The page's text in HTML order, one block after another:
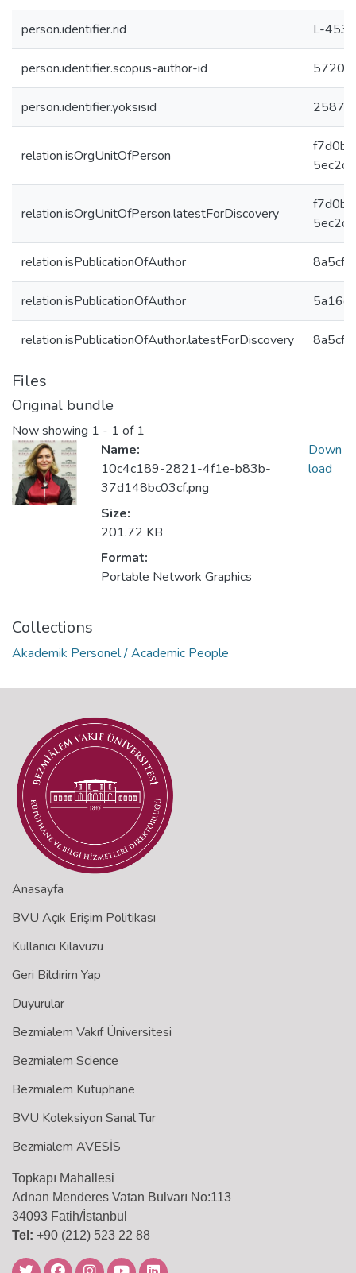
person.identifier.rid L-
person.identifier.scopus-author-id
person.identifier.yoksisid
relation.isOrgUnitOfPerson
relation.isOrgUnitOfPerson.latestForDiscovery
relation.isPublicationOfAuthor
relation.isPublicationOfAuthor
relation.isPublicationOfAuthor.latestForDiscovery
Files
Original bundle
Now showing 1 - 1 of 1
Name:
10c4c189-2821-4f1e-b83b-
37d148bc03cf.png
Size:
201.72 KB
Format:
Portable Network Graphics
Down
load
Collections
Akademik Personel / Academic People
Anasayfa
BVU Açık Erişim Politikası
Kullanıcı Kılavuzu
Geri Bildirim Yap
Duyurular
Bezmialem Vakıf Üniversitesi
Bezmialem Science
Bezmialem Kütüphane
BVU Koleksiyon Sanal Tur
Bezmialem AVESİS
Topkapı Mahallesi
Adnan Menderes Vatan Bulvarı No:113
34093 Fatih/İstanbul
Tel: +90 (212) 523 22 88